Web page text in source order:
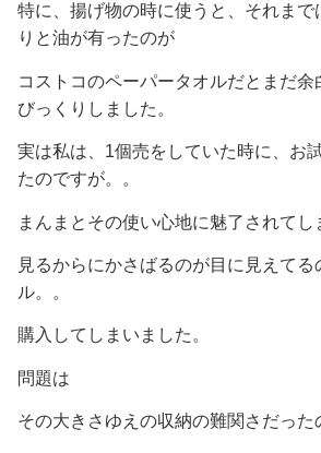
特に、揚げ物の時に使うと、それまで
りと油が有ったのが
コストコのペーパータオルだとまだ余
びっくりしました。
実は私は、1個売をしていた時に、お
たのですが。。
まんまとその使い心地に魅了されてし
見るからにかさばるのが目に見えてる
ル。。
購入してしまいました。
問題は
その大きさゆえの収納の難関さだった